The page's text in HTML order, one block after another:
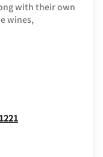
with their own
wines,
In New Window
Opens In New